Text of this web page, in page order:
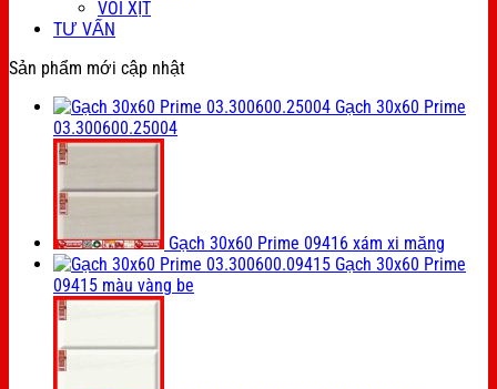
VÒI XỊT
TƯ VẤN
Sản phẩm mới cập nhật
Gạch 30x60 Prime
03.300600.25004
Gạch 30x60 Prime 09416 xám xi măng
Gạch 30x60 Prime
09415 màu vàng be